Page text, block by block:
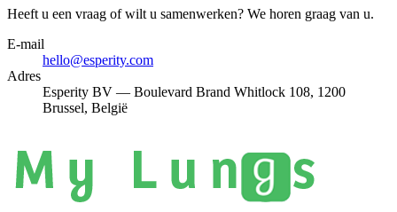
Heeft u een vraag of wilt u samenwerken? We horen graag van u.
E-mail
hello@esperity.com
Adres
Esperity BV — Boulevard Brand Whitlock 108, 1200
Brussel, België